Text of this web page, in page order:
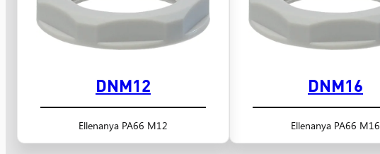
DNM16
Ellenanya PA66 M16
DNM12
Ellenanya PA66 M12